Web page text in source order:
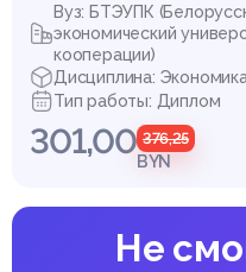
Вуз: БТЭУПК
экономический
кооперации)
Дисциплина:
Тип работы: Диплом
301,00 376,25
BYN
Не